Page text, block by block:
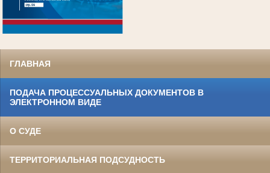
ГЛАВНАЯ
ПОДАЧА ПРОЦЕССУАЛЬНЫХ ДОКУМЕНТОВ В
ЭЛЕКТРОННОМ ВИДЕ
О СУДЕ
ТЕРРИТОРИАЛЬНАЯ ПОДСУДНОСТЬ